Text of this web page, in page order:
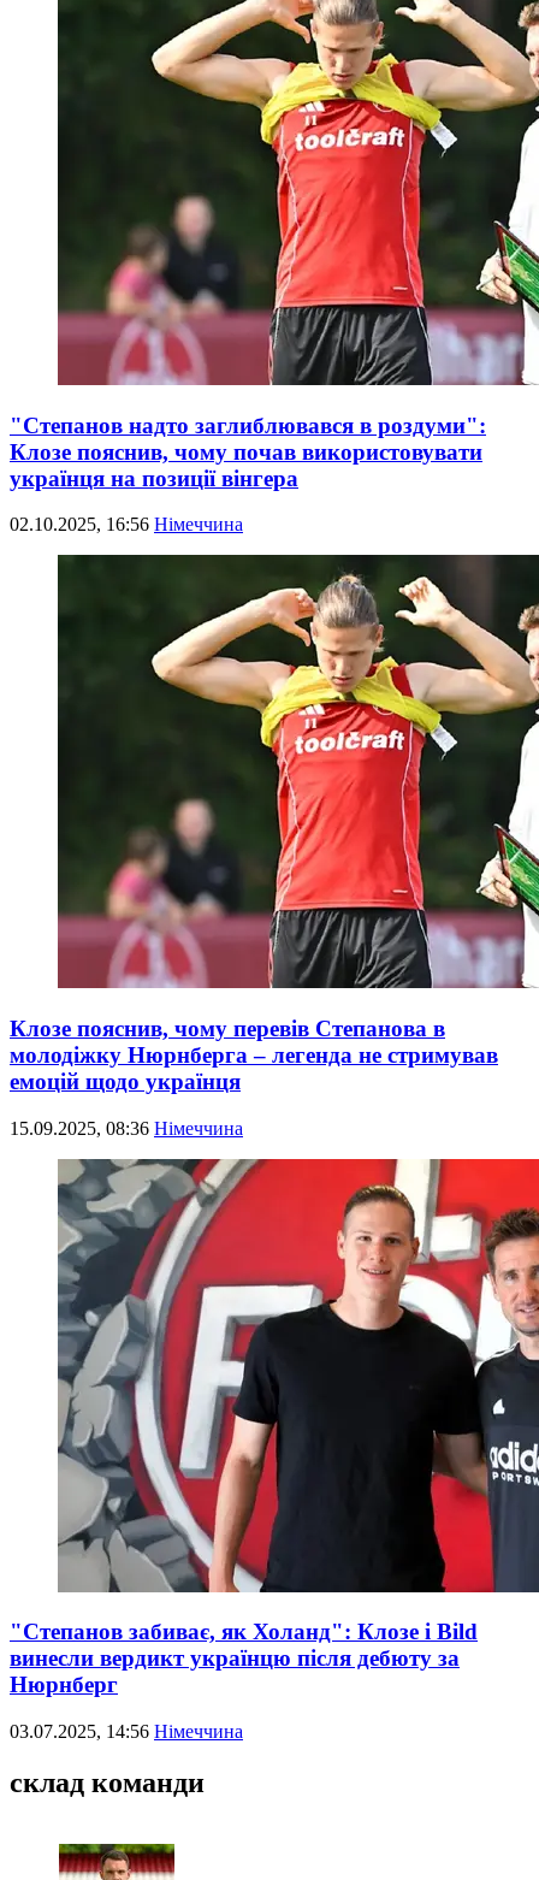
"Степанов надто заглиблювався в роздуми":
Клозе пояснив, чому почав використовувати
українця на позиції вінгера
02.10.2025, 16:56 Німеччина
Клозе пояснив, чому перевів Степанова в
молодіжку Нюрнберга – легенда не стримував
емоцій щодо українця
15.09.2025, 08:36 Німеччина
"Степанов забиває, як Холанд": Клозе і Bild
винесли вердикт українцю після дебюту за
Нюрнберг
03.07.2025, 14:56 Німеччина
склад команди